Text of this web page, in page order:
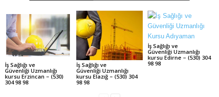
İş Sağlığı ve
Güvenliği Uzmanlığı
kursu Erzincan – (530)
304 98 98
İş Sağlığı ve
Güvenliği Uzmanlığı
kursu Elazığ – (530) 304
98 98
İş Sağlığı ve
Güvenliği Uzmanlığı
kursu Edirne – (530) 304
98 98